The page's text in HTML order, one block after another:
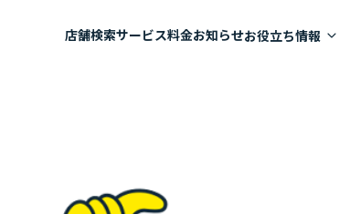
店舗検索サービス料金お知らせお役立ち情報